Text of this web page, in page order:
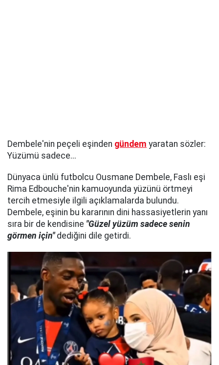
Dembele'nin peçeli eşinden gündem yaratan sözler:
Yüzümü sadece...
Dünyaca ünlü futbolcu Ousmane Dembele, Faslı eşi
Rima Edbouche'nin kamuoyunda yüzünü örtmeyi
tercih etmesiyle ilgili açıklamalarda bulundu.
Dembele, eşinin bu kararının dini hassasiyetlerin yanı
sıra bir de kendisine "Güzel yüzüm sadece senin
görmen için"dediğini dile getirdi.